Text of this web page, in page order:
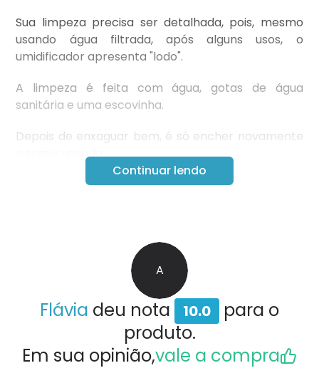
Sua limpeza precisa ser detalhada, pois, mesmo
usando água filtrada, após alguns usos, o
umidificador apresenta "lodo".
A limpeza é feita com água, gotas de água
sanitária e uma escovinha.
Depois de enxaguar bem, é só encher novamente
e seguir usando.
Super aprovado por mim e minha família!
Continuar lendo
A
Flávia deu nota 10.0
para o
produto.
Em sua opinião,vale a compra